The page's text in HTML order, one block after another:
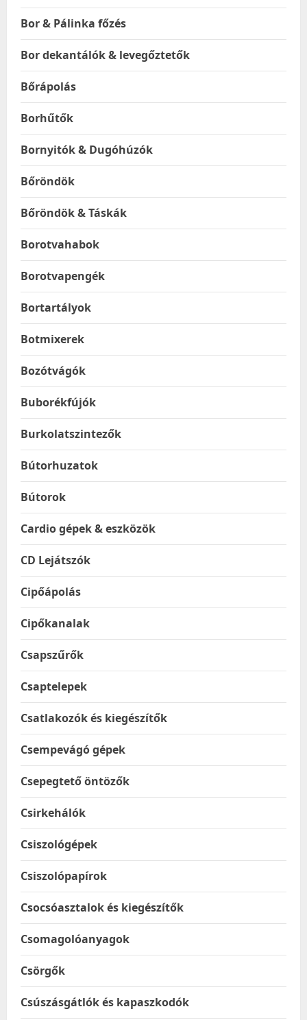
Bor & Pálinka főzés
Bor dekantálók & levegőztetők
Bőrápolás
Borhűtők
Bornyitók & Dugóhúzók
Bőröndök
Bőröndök & Táskák
Borotvahabok
Borotvapengék
Bortartályok
Botmixerek
Bozótvágók
Buborékfújók
Burkolatszintezők
Bútorhuzatok
Bútorok
Cardio gépek & eszközök
CD Lejátszók
Cipőápolás
Cipőkanalak
Csapszűrők
Csaptelepek
Csatlakozók és kiegészítők
Csempevágó gépek
Csepegtető öntözők
Csirkehálók
Csiszológépek
Csiszolópapírok
Csocsóasztalok és kiegészítők
Csomagolóanyagok
Csörgők
Csúszásgátlók és kapaszkodók